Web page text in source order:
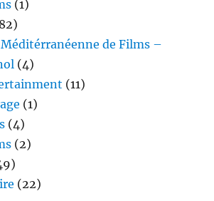
(1)
de Films –
(4)
(11)
(1)
(4)
(2)
(22)